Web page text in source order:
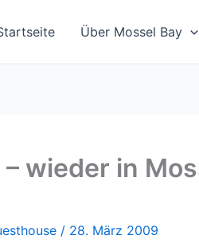
Über Mossel Bay
wieder in
/ 28. März 2009